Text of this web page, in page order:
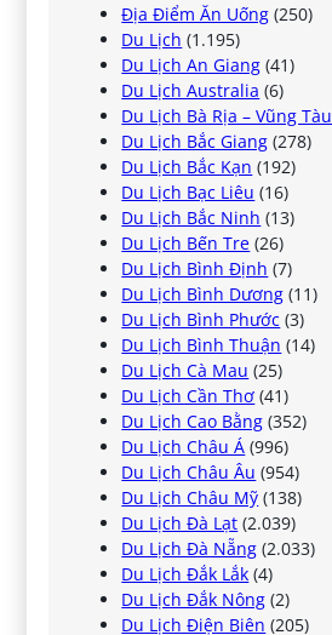
Địa Điểm Ăn Uống (250)
Du Lịch (1.195)
Du Lịch An Giang (41)
Du Lịch Australia (6)
Du Lịch Bà Rịa – Vũng Tàu
Du Lịch Bắc Giang (278)
Du Lịch Bắc Kạn (192)
Du Lịch Bạc Liêu (16)
Du Lịch Bắc Ninh (13)
Du Lịch Bến Tre (26)
Du Lịch Bình Định (7)
Du Lịch Bình Dương (11)
Du Lịch Bình Phước (3)
Du Lịch Bình Thuận (14)
Du Lịch Cà Mau (25)
Du Lịch Cần Thơ (41)
Du Lịch Cao Bằng (352)
Du Lịch Châu Á (996)
Du Lịch Châu Âu (954)
Du Lịch Châu Mỹ (138)
Du Lịch Đà Lạt (2.039)
Du Lịch Đà Nẵng (2.033)
Du Lịch Đắk Lắk (4)
Du Lịch Đắk Nông (2)
Du Lịch Điện Biên (205)